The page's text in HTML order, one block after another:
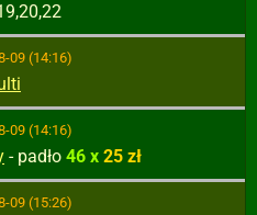
09 (14:16)
09 (14:16)
- padło 46 x 25 zł
09 (15:26)